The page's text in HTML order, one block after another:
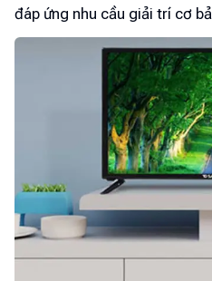
đáp ứng nhu cầu giải trí cơ